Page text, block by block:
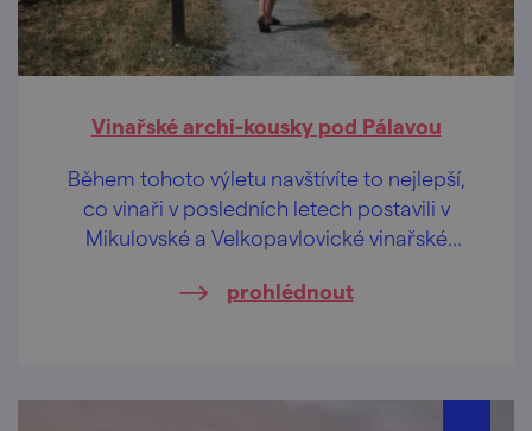
Vinařské archi-kousky pod Pálavou
Během tohoto výletu navštívíte to nejlepší,
co vinaři v posledních letech postavili v
Mikulovské a Velkopavlovické vinařské
milovnice cestování, architektury a designu.
prohlédnout